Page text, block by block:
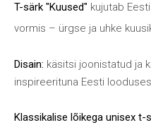
T-särk "Kuused" kujutab
vormis – ürgse ja uhke
Disain: käsitsi joonistatud ja
inspireerituna Eesti
Klassikalise lõikega unisex t-